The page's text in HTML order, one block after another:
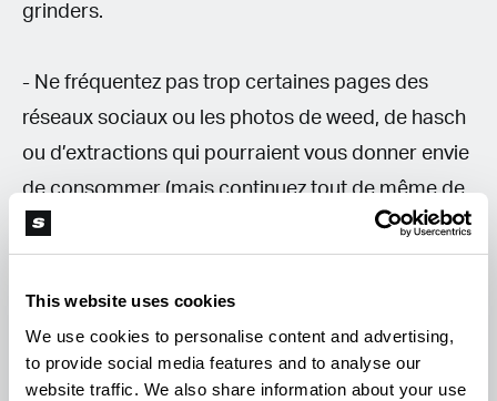
This website uses cookies
We use cookies to personalise content and advertising,
to provide social media features and to analyse our
website traffic. We also share information about your use
grinders.
- Ne fréquentez pas trop certaines pages des
réseaux sociaux ou les photos de weed, de hasch
ou d’extractions qui pourraient vous donner envie
de consommer (mais continuez tout de même de
lire Soft Secrets..).
- Consommer des cannabinoïdes comme le CBD,
le CBG ou le CBN, du cannabis light, ou du
cannabis avec des faibles taux de THC pourra